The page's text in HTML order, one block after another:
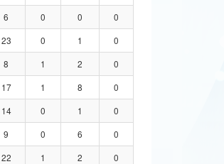
6 0 0
0
23 0 1
0
8 1 2
0
17 1 8
0
14 0 1
0
9 0 6
0
22 1 2
0